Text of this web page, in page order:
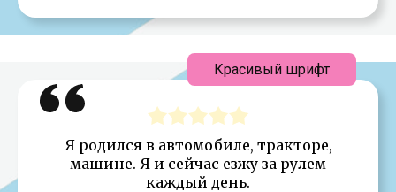
Я родился в автомобиле, тракторе,
машине. Я и сейчас езжу за рулем
каждый день.
Красивый шрифт